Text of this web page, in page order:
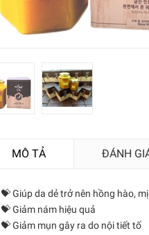
MÔ TẢ ĐÁNH
💝 Giúp da dẻ trở nên hồng hào,
💝 Giảm nám hiệu quả
💝 Giảm mụn gây ra do nội tiết tố